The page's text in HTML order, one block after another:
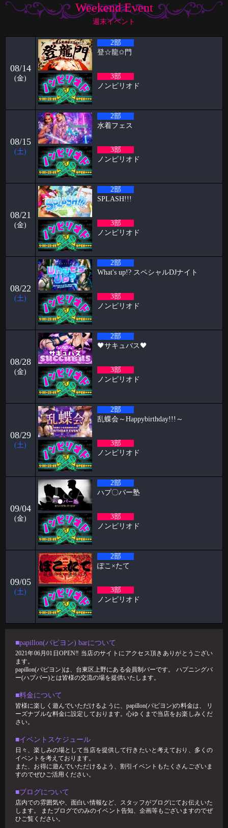
🦋🉐女性様特典🉐🦋 🤩6月の抽選結果🤩 1等 11822 2等 7274 3等
祝🎊🎊5周年🦋🦋と雨の日の公園
ハプニングバーのスタッフをやらせてもらってます！！ ケイタです🦋
いつもPapillon
2026-06-09
パンブログ「雨の日」
お久しぶりです！ スタッフのパンです！ やっと台風「チャンミー」が
去りましたね。
2026-06-03
🥳5月女子抽選🥳
🦋🉐女性様特典🉐🦋 🤩5月の抽選結果🤩 1等 4460 2等 11626 3等
7380 当選
2026-05-15
すずブログ🦋パピヨン週末イベント
お久しぶりです！ すずです🔔🔔🔔 いよいよ6月でPapillonは5周年を迎え
ます㊗️ い
2026-05-11
2026.06.26&27&28 Papillon 5th Anniversary
こんにちは、こんばんは、おはようございます。阿部乱丸です。
Papillonがオープンし、早
2026-05-04
🥳4月女子抽選🥳
🦋🉐女性様特典🉐🦋 🤩4月の抽選結果🤩 1等 12095 2等 14118 3等
586 当選
2026-04-01
🥳3月女子抽選🥳
🦋🉐女性様特典🉐🦋 🤩3月の抽選結果🤩 1等 13636 2等 13972 3等 1
2026-03-30
初めての全裸露出オナニー ケイタブログ
いつもお世話になっております🦋 ハプニングバーのスタッフをしており
ます🦋ケイタです！！
2026-03-23
パンブログ「花粉」
お久しぶりです！ 店長のパンです🍞 お花見の季節になり 2人に1人がな
2026-03-14
パピヨン月曜日飲み会㊗️1年 すずブログ
こんばんは！ お酒とハプバーを愛する女、すずです🔔🔔🔔 実は私、月
曜日に月1回、パピヨンで飲
2026-03-09
阿部ブログ めちゃくちゃハプニングだった人
こんにちは！こんばんは！おはようございます！！！ 阿部乱丸です。
今回は長年ハプバー勤務して
2026-03-02
ケイタブログ 社員旅行✈️
ハプニングバーで働いている🦋 スタッフのケイタです！！ 今回ブログ
担当が回ってきたのでよ
2026-03-02
🥳2月女子抽選🥳
🦋🉐女性様特典🉐🦋 🤩2月の抽選結果🤩 1等 14091 2等 6288 3等 12
2026-02-24
パンブログ 「あまーい」
お久しぶりです！ スタッフのパンです🍞 今回はわたくしのあま〜い エ
ピソードをお話
2026-02-17
ハプバーは、日常とは少し違う非日常的空間。 だからこそ、ちょっとし
た一言で場の雰囲気が良くも悪くも
2026-02-01
🦋🉐女性様特典🉐🦋 🤩1月の抽選結果🤩 1等 12349 2等 11626 3等 1
Weekend Event
週末イベント
08/14
(金)
2部
登‪☆龍✩門
3部
ノンピリオド
08/15
(土)
2部
水着フェス
3部
ノンピリオド
08/21
(金)
2部
SPLASH!!!
3部
ノンピリオド
08/22
(土)
2部
What's up!? スペシャルDJナイト
3部
ノンピリオド
08/28
(金)
2部
🖤サキュバス🖤
3部
ノンピリオド
08/29
(土)
2部
乱蝶会～Happybirthday!!!～
3部
ノンピリオド
09/04
(金)
2部
ハプ〇バー塾
3部
ノンピリオド
09/05
(土)
2部
ぽこ×たて
3部
ノンピリオド
■papillon(パピヨン) barについて
2021年06月01日OPEN‼︎ 当店のサイトにアクセス頂きありがとうござい
ます。
papillon(パピヨン)は、台東区上野にある会員制バーです。 ハプニングバ
ー(ハプバー)とは皆様の交流の場を提供いたします。
■料金について
皆様に楽しく遊んでいただけるように、papillon(パピヨン)の料金は、 リ
ーズナブルな料金に設定しております。心ゆくまで当店をお楽しみくだ
さい。
■イベントスケジュール
日々、楽しみの場として当店を提供して行きたいと考えており、多くの
イベントを考えております。
また、お得に遊んでいただけるよう、割引イベントもたくさんございま
すのでぜひご活用ください。
■ブログについて
店内での雰囲気や、面白い情報など、スタッフがブログにてお伝えいた
します。 またブログでのみのイベント告知、企画等もございますのでぜ
ひご覧ください。